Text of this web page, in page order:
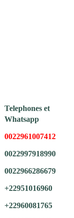
Telephones et
Whatsapp
0022961007412
0022997918990
0022966286679
+22951016960
+22960081765